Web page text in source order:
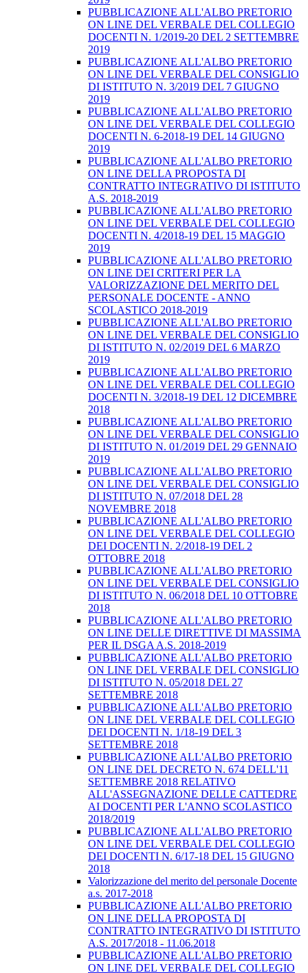
PUBBLICAZIONE ALL'ALBO PRETORIO
ON LINE DEL VERBALE DEL COLLEGIO
DOCENTI N. 1/2019-20 DEL 2 SETTEMBRE
2019
PUBBLICAZIONE ALL'ALBO PRETORIO
ON LINE DEL VERBALE DEL CONSIGLIO
DI ISTITUTO N. 3/2019 DEL 7 GIUGNO
2019
PUBBLICAZIONE ALL'ALBO PRETORIO
ON LINE DEL VERBALE DEL COLLEGIO
DOCENTI N. 6-2018-19 DEL 14 GIUGNO
2019
PUBBLICAZIONE ALL'ALBO PRETORIO
ON LINE DELLA PROPOSTA DI
CONTRATTO INTEGRATIVO DI ISTITUTO
A.S. 2018-2019
PUBBLICAZIONE ALL'ALBO PRETORIO
ON LINE DEL VERBALE DEL COLLEGIO
DOCENTI N. 4/2018-19 DEL 15 MAGGIO
2019
PUBBLICAZIONE ALL'ALBO PRETORIO
ON LINE DEI CRITERI PER LA
VALORIZZAZIONE DEL MERITO DEL
PERSONALE DOCENTE - ANNO
SCOLASTICO 2018-2019
PUBBLICAZIONE ALL'ALBO PRETORIO
ON LINE DEL VERBALE DEL CONSIGLIO
DI ISTITUTO N. 02/2019 DEL 6 MARZO
2019
PUBBLICAZIONE ALL'ALBO PRETORIO
ON LINE DEL VERBALE DEL COLLEGIO
DOCENTI N. 3/2018-19 DEL 12 DICEMBRE
2018
PUBBLICAZIONE ALL'ALBO PRETORIO
ON LINE DEL VERBALE DEL CONSIGLIO
DI ISTITUTO N. 01/2019 DEL 29 GENNAIO
2019
PUBBLICAZIONE ALL'ALBO PRETORIO
ON LINE DEL VERBALE DEL CONSIGLIO
DI ISTITUTO N. 07/2018 DEL 28
NOVEMBRE 2018
PUBBLICAZIONE ALL'ALBO PRETORIO
ON LINE DEL VERBALE DEL COLLEGIO
DEI DOCENTI N. 2/2018-19 DEL 2
OTTOBRE 2018
PUBBLICAZIONE ALL'ALBO PRETORIO
ON LINE DEL VERBALE DEL CONSIGLIO
DI ISTITUTO N. 06/2018 DEL 10 OTTOBRE
2018
PUBBLICAZIONE ALL'ALBO PRETORIO
ON LINE DELLE DIRETTIVE DI MASSIMA
PER IL DSGA A.S. 2018-2019
PUBBLICAZIONE ALL'ALBO PRETORIO
ON LINE DEL VERBALE DEL CONSIGLIO
DI ISTITUTO N. 05/2018 DEL 27
SETTEMBRE 2018
PUBBLICAZIONE ALL'ALBO PRETORIO
ON LINE DEL VERBALE DEL COLLEGIO
DEI DOCENTI N. 1/18-19 DEL 3
SETTEMBRE 2018
PUBBLICAZIONE ALL'ALBO PRETORIO
ON LINE DEL DECRETO N. 674 DELL'11
SETTEMBRE 2018 RELATIVO
ALL'ASSEGNAZIONE DELLE CATTEDRE
AI DOCENTI PER L'ANNO SCOLASTICO
2018/2019
PUBBLICAZIONE ALL'ALBO PRETORIO
ON LINE DEL VERBALE DEL COLLEGIO
DEI DOCENTI N. 6/17-18 DEL 15 GIUGNO
2018
Valorizzazione del merito del personale Docente
a.s. 2017-2018
PUBBLICAZIONE ALL'ALBO PRETORIO
ON LINE DELLA PROPOSTA DI
CONTRATTO INTEGRATIVO DI ISTITUTO
A.S. 2017/2018 - 11.06.2018
PUBBLICAZIONE ALL'ALBO PRETORIO
ON LINE DEL VERBALE DEL COLLEGIO